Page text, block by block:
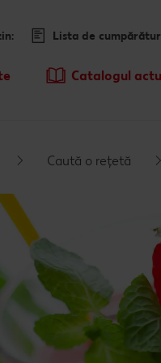
Catalogul
Lista de
Caută o rețetă